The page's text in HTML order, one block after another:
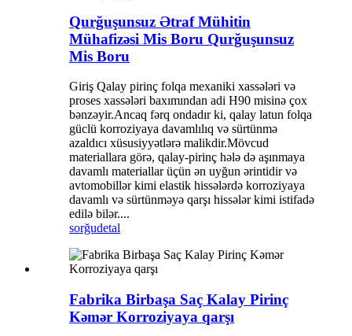
Qurğuşunsuz Ətraf Mühitin
Mühafizəsi Mis Boru Qurğuşunsuz
Mis Boru
Giriş Qalay pirinç folqa mexaniki xassələri və
proses xassələri baxımından adi H90 misinə çox
bənzəyir.Ancaq fərq ondadır ki, qalay latun folqa
güclü korroziyaya davamlılıq və sürtünmə
azaldıcı xüsusiyyətlərə malikdir.Mövcud
materiallara görə, qalay-pirinç hələ də aşınmaya
davamlı materiallar üçün ən uyğun ərintidir və
avtomobillər kimi elastik hissələrdə korroziyaya
davamlı və sürtünməyə qarşı hissələr kimi istifadə
edilə bilər....
sorğudetal
Fabrika Birbaşa Saç Kalay Pirinç
Kəmər Korroziyaya qarşı